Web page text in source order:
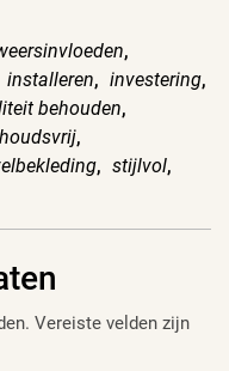
,
installeren, investering,
behouden,
,
, stijlvol,
Vereiste velden zijn